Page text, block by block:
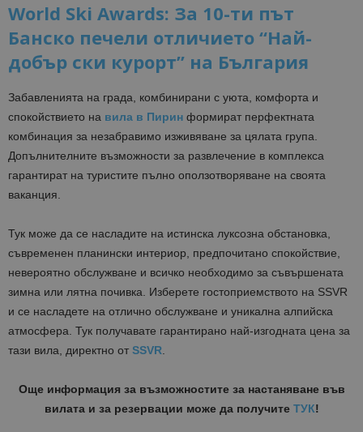
World Ski Awards: За 10-ти път
Банско печели отличието “Най-
добър ски курорт” на България
Забавленията на града, комбинирани с уюта, комфорта и
спокойствието на вила в Пирин формират перфектната
комбинация за незабравимо изживяване за цялата група.
Допълнителните възможности за развлечение в комплекса
гарантират на туристите пълно оползотворяване на своята
ваканция.
Тук може да се насладите на истинска луксозна обстановка,
съвременен планински интериор, предпочитано спокойствие,
невероятно обслужване и всичко необходимо за съвършената
зимна или лятна почивка. Изберете гостоприемството на SSVR
и се насладете на отлично обслужване и уникална алпийска
атмосфера. Тук получавате гарантирано най-изгодната цена за
тази вила, директно от SSVR.
Още информация за възможностите за настаняване във
вилата и за резервации може да получите ТУК!